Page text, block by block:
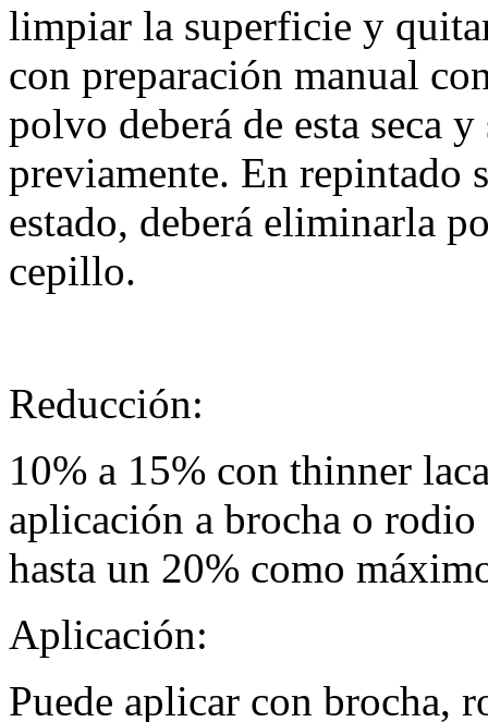
limpiar la superficie y
con preparación manual
polvo deberá de esta seca
previamente. En repintado
estado, deberá eliminarla
cepillo.
Reducción:
10% a 15% con thinner
aplicación a brocha o
hasta un 20% como
Aplicación:
Puede aplicar con brocha,